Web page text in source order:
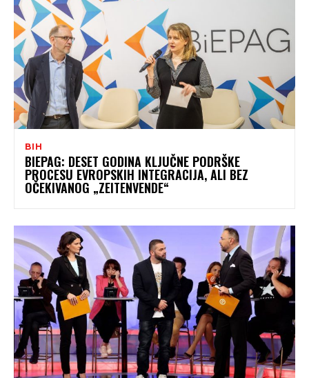
BIH
BIEPAG: DESET GODINA KLJUČNE PODRŠKE
PROCESU EVROPSKIH INTEGRACIJA, ALI BEZ
OČEKIVANOG „ZEITENVENDE“